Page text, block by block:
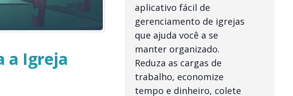
a Igreja
aplicativo fácil de
gerenciamento de igrejas
que ajuda você a se
manter organizado.
Reduza as cargas de
trabalho, economize
tempo e dinheiro, colete